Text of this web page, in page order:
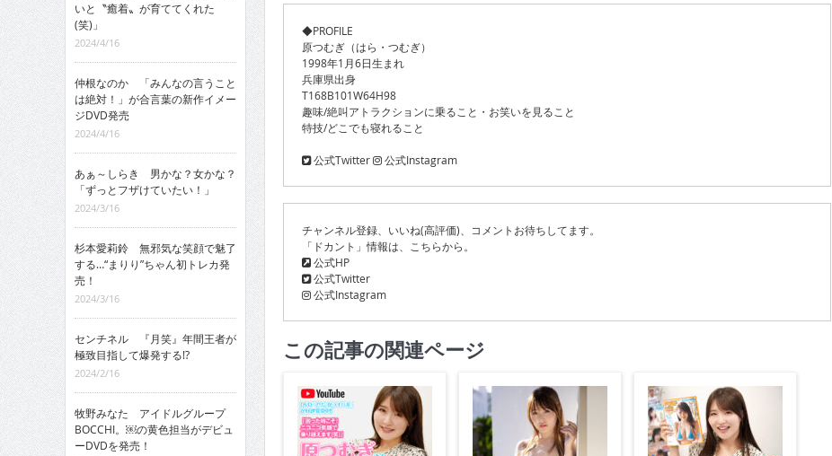
◆PROFILE
原つむぎ（はら・つむぎ）
1998年1月6日生まれ
兵庫県出身
T168B101W64H98
趣味/絶叫アトラクションに乗ること・お笑いを見ること
特技/どこでも寝れること
公式Twitter 公式Instagram
チャンネル登録、いいね(高評価)、コメントお待ちしてます。
「ドカント」情報は、こちらから。
公式HP
公式Twitter
公式Instagram
この記事の関連ページ
いと〝癒着〟が育ててくれた
(笑)」
2024/4/16
仲根なのか 「みんなの言うこと
は絶対！」が合言葉の新作イメー
ジDVD発売
2024/4/16
あぁ～しらき 男かな？女かな？
「ずっとフザけていたい！」
2024/3/16
杉本愛莉鈴 無邪気な笑顔で魅了
する…“まりり”ちゃん初トレカ発
売！
2024/3/16
センチネル 『月笑』年間王者が
極致目指して爆発する!?
2024/2/16
牧野みなた アイドルグループ
BOCCHI。￼の黄色担当がデビュ
ーDVDを発売！